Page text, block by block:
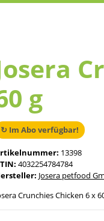
g
↻ Im Abo verfügbar!
13398
4032254784784
Josera petfood
Crunchies Chicken 6 x